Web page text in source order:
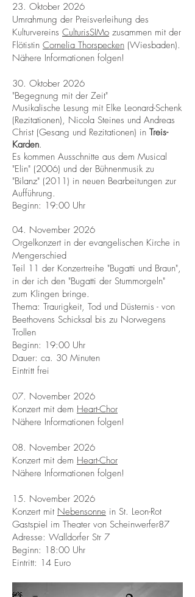
23. Oktober 2026
Umrahmung der Preisverleihung des
Kulturvereins CulturisSIMo zusammen mit der
Flötistin Cornelia Thorspecken (Wiesbaden).
Nähere Informationen folgen!
30. Oktober 2026
"Begegnung mit der Zeit"
Musikalische Lesung mit Elke Leonard-Schenk
(Rezitationen), Nicola Steines und Andreas
Christ (Gesang und Rezitationen) in Treis-
Karden.
Es kommen Ausschnitte aus dem Musical
"Elin" (2006) und der Bühnenmusik zu
"Bilanz" (2011) in neuen Bearbeitungen zur
Aufführung.
Beginn: 19:00 Uhr
04. November 2026
Orgelkonzert in der evangelischen Kirche in
Mengerschied
Teil 11 der Konzertreihe "Bugatti und Braun",
in der ich den "Bugatti der Stummorgeln"
zum Klingen bringe.
Thema: Traurigkeit, Tod und Düsternis - von
Beethovens Schicksal bis zu Norwegens
Trollen
Beginn: 19:00 Uhr
Dauer: ca. 30 Minuten
Eintritt frei
07. November 2026
Konzert mit dem Heart-Chor
Nähere Informationen folgen!
08. November 2026
Konzert mit dem Heart-Chor
Nähere Informationen folgen!
15. November 2026
Konzert mit Nebensonne in St. Leon-Rot
Gastspiel im Theater von Scheinwerfer87
Adresse: Walldorfer Str 7
Beginn: 18:00 Uhr
Eintritt: 14 Euro